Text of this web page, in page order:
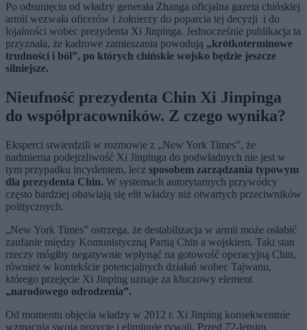
Po odsunięciu od władzy generała Zhanga oficjalna gazeta chińskiej
armii wezwała oficerów i żołnierzy do poparcia tej decyzji i do
lojalności wobec prezydenta Xi Jinpinga. Jednocześnie publikacja ta
przyznała, że kadrowe zamieszania powodują „krótkoterminowe
trudności i ból”, po których chińskie wojsko będzie jeszcze
silniejsze.
Nieufność prezydenta Chin Xi Jinpinga
do współpracowników. Z czego wynika?
Eksperci stwierdzili w rozmowie z „New York Times”, że
nadmierna podejrzliwość Xi Jinpinga do podwładnych nie jest w
tym przypadku incydentem, lecz sposobem zarządzania typowym
dla prezydenta Chin. W systemach autorytarnych przywódcy
często bardziej obawiają się elit władzy niż otwartych przeciwników
politycznych.
„New York Times” ostrzega, że destabilizacja w armii może osłabić
zaufanie między Komunistyczną Partią Chin a wojskiem. Taki stan
rzeczy mógłby negatywnie wpłynąć na gotowość operacyjną Chin,
również w kontekście potencjalnych działań wobec Tajwanu,
którego przejęcie Xi Jinping uznaje za kluczowy element
„narodowego odrodzenia”.
Od momentu objęcia władzy w 2012 r. Xi Jinping konsekwentnie
wzmacnia swoją pozycję i eliminuje rywali. Przed 72-letnim